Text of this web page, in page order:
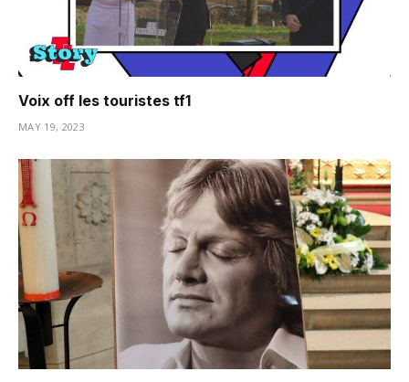
Voix off les touristes tf1
MAY 19, 2023